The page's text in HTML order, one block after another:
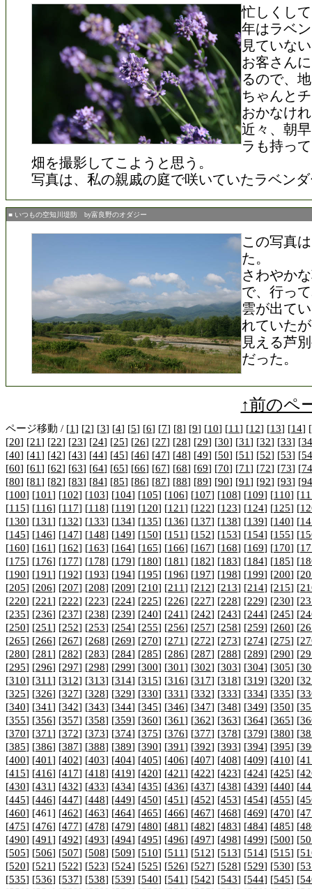
忙しくし
年はラベ
見ていな
お客さん
るので、
ちゃんと
おかなけ
近々、朝
ラも持っ
畑を撮影してこようと思う。
写真は、私の親戚の庭で咲いていたラベン
■ いつもの空知川堤防 by富良野のオダジー
この写真
た。
さわやか
で、行っ
雲が出て
れていた
見える芦
だった。
↑前のペ
ページ移動 / [1] [2] [3] [4] [5] [6] [7] [8] [9] [10] [11] [12] [13] [14] [
[20] [21] [22] [23] [24] [25] [26] [27] [28] [29] [30] [31] [32] [33] [34
[40] [41] [42] [43] [44] [45] [46] [47] [48] [49] [50] [51] [52] [53] [54
[60] [61] [62] [63] [64] [65] [66] [67] [68] [69] [70] [71] [72] [73] [74
[80] [81] [82] [83] [84] [85] [86] [87] [88] [89] [90] [91] [92] [93] [94
[100] [101] [102] [103] [104] [105] [106] [107] [108] [109] [110] [
[115] [116] [117] [118] [119] [120] [121] [122] [123] [124] [125] [
[130] [131] [132] [133] [134] [135] [136] [137] [138] [139] [140] [
[145] [146] [147] [148] [149] [150] [151] [152] [153] [154] [155] [
[160] [161] [162] [163] [164] [165] [166] [167] [168] [169] [170] [
[175] [176] [177] [178] [179] [180] [181] [182] [183] [184] [185] [
[190] [191] [192] [193] [194] [195] [196] [197] [198] [199] [200] [
[205] [206] [207] [208] [209] [210] [211] [212] [213] [214] [215] [
[220] [221] [222] [223] [224] [225] [226] [227] [228] [229] [230] [
[235] [236] [237] [238] [239] [240] [241] [242] [243] [244] [245] [
[250] [251] [252] [253] [254] [255] [256] [257] [258] [259] [260] [
[265] [266] [267] [268] [269] [270] [271] [272] [273] [274] [275] [
[280] [281] [282] [283] [284] [285] [286] [287] [288] [289] [290] [
[295] [296] [297] [298] [299] [300] [301] [302] [303] [304] [305] [
[310] [311] [312] [313] [314] [315] [316] [317] [318] [319] [320] [
[325] [326] [327] [328] [329] [330] [331] [332] [333] [334] [335] [
[340] [341] [342] [343] [344] [345] [346] [347] [348] [349] [350] [
[355] [356] [357] [358] [359] [360] [361] [362] [363] [364] [365] [
[370] [371] [372] [373] [374] [375] [376] [377] [378] [379] [380] [
[385] [386] [387] [388] [389] [390] [391] [392] [393] [394] [395] [
[400] [401] [402] [403] [404] [405] [406] [407] [408] [409] [410] [
[415] [416] [417] [418] [419] [420] [421] [422] [423] [424] [425] [
[430] [431] [432] [433] [434] [435] [436] [437] [438] [439] [440] [
[445] [446] [447] [448] [449] [450] [451] [452] [453] [454] [455] [
[460] [461] [462] [463] [464] [465] [466] [467] [468] [469] [470] [
[475] [476] [477] [478] [479] [480] [481] [482] [483] [484] [485] [
[490] [491] [492] [493] [494] [495] [496] [497] [498] [499] [500] [
[505] [506] [507] [508] [509] [510] [511] [512] [513] [514] [515] [
[520] [521] [522] [523] [524] [525] [526] [527] [528] [529] [530] [
[535] [536] [537] [538] [539] [540] [541] [542] [543] [544] [545] [